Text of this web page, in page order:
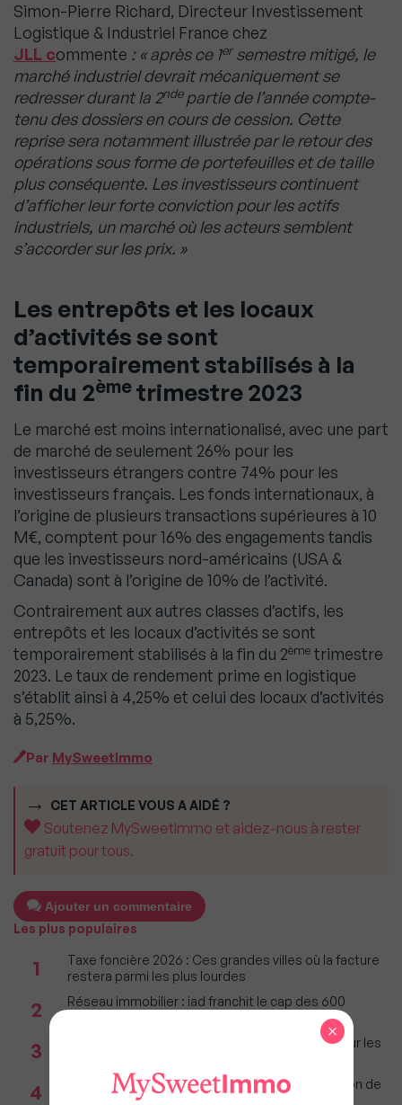
Simon-Pierre Richard, Directeur Investissement
Logistique & Industriel France chez
JLL commente : « après ce 1ersemestre mitigé, le
marché industriel devrait mécaniquement se
redresser durant la 2ndepartie de l’année compte-
tenu des dossiers en cours de cession. Cette
reprise sera notamment illustrée par le retour des
opérations sous forme de portefeuilles et de taille
plus conséquente. Les investisseurs continuent
d’afficher leur forte conviction pour les actifs
industriels, un marché où les acteurs semblent
s’accorder sur les prix. »
Les entrepôts et les locaux
d’activités se sont
temporairement stabilisés à la
fin du 2ème trimestre 2023
Le marché est moins internationalisé, avec une part
de marché de seulement 26% pour les
investisseurs étrangers contre 74% pour les
investisseurs français. Les fonds internationaux, à
l’origine de plusieurs transactions supérieures à 10
M€, comptent pour 16% des engagements tandis
que les investisseurs nord-américains (USA &
Canada) sont à l’origine de 10% de l’activité.
Contrairement aux autres classes d’actifs, les
entrepôts et les locaux d’activités se sont
temporairement stabilisés à la fin du 2ème trimestre
2023. Le taux de rendement prime en logistique
s’établit ainsi à 4,25% et celui des locaux d’activités
à 5,25%.
Par MySweetImmo
CET ARTICLE VOUS A AIDÉ ?
Soutenez MySweetImmo et aidez-nous à rester
gratuit pour tous.
Ajouter un commentaire
Les plus populaires
1
Taxe foncière 2026 : Ces grandes villes où la facture
restera parmi les plus lourdes
2
Réseau immobilier : iad franchit le cap des 600
3
Immobilier : Ce que l’AI Act change vraiment pour les
4
Incendies : Quels sont vos droits si votre location de
vacances est annulée ?
×